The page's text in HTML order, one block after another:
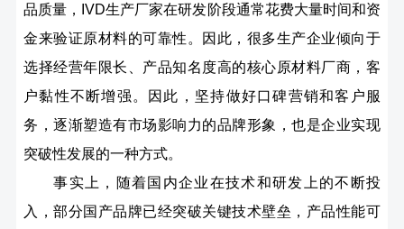
品质量，IVD生产厂家在研发阶段通常花费大量时间和资
金来验证原材料的可靠性。因此，很多生产企业倾向于
选择经营年限长、产品知名度高的核心原材料厂商，客
户黏性不断增强。因此，坚持做好口碑营销和客户服
务，逐渐塑造有市场影响力的品牌形象，也是企业实现
突破性发展的一种方式。
事实上，随着国内企业在技术和研发上的不断投
入，部分国产品牌已经突破关键技术壁垒，产品性能可